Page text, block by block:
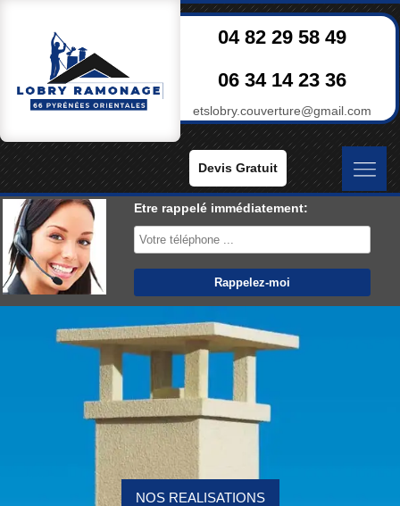
04 82 29 58 49
06 34 14 23 36
etslobry.couverture@gmail.com
Devis Gratuit
Etre rappelé immédiatement:
NOS REALISATIONS